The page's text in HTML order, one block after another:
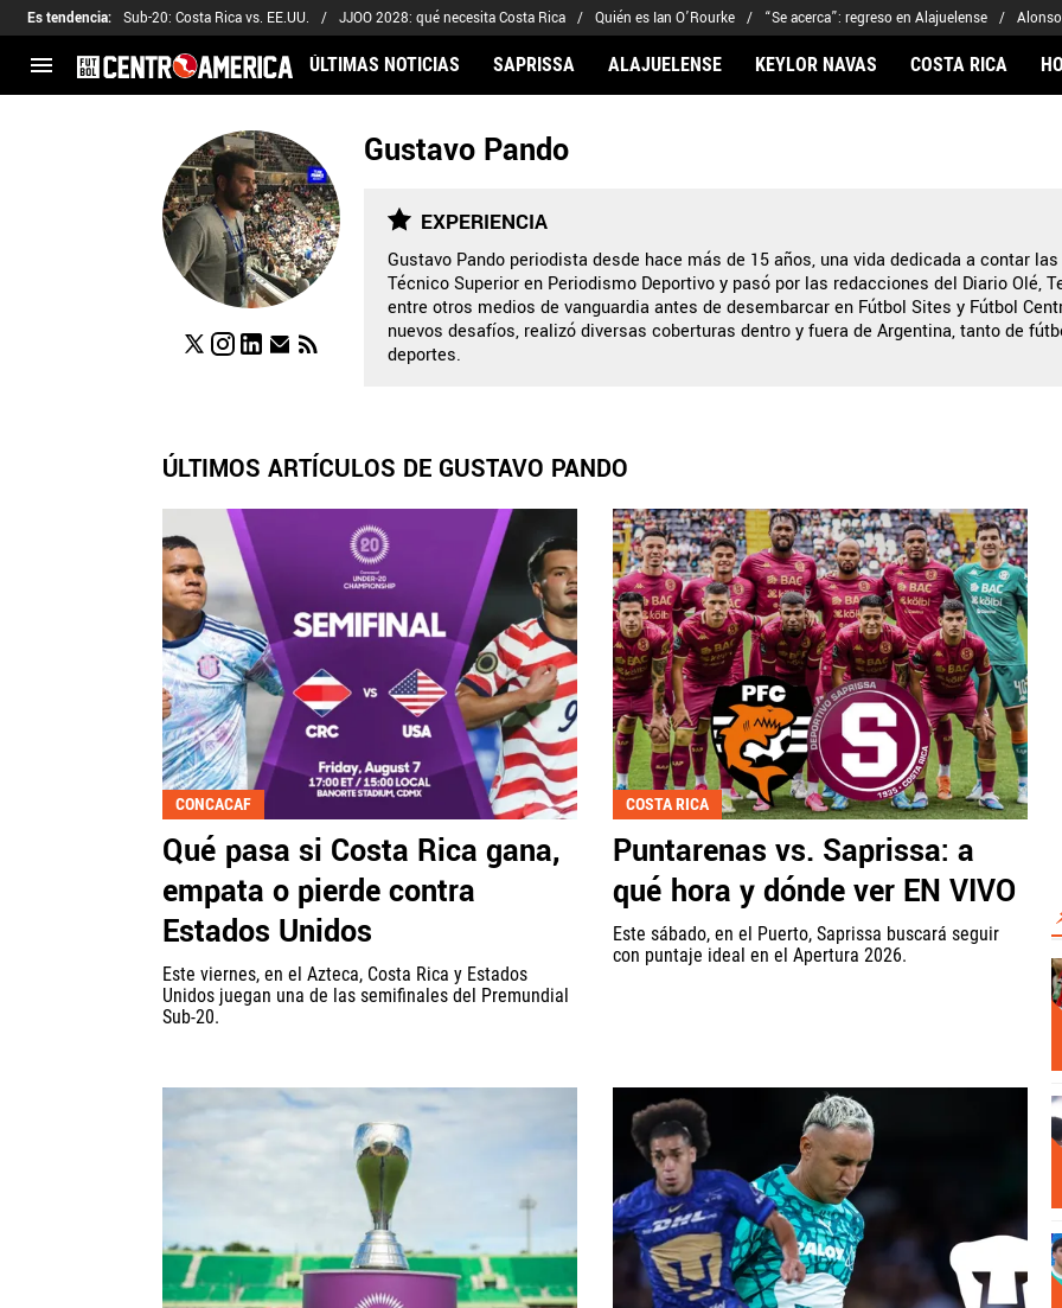
Es tendencia: Sub-20: Costa Rica vs. EE.UU. JJOO 2028: qué necesita Costa Rica Quién es Ian O’Rourke “Se acerca”: regreso en Alajuelense
ÚLTIMAS NOTICIAS SAPRISSA ALAJUELENSE KEYLOR NAVAS COSTA RICA
CENTROAMÉRICA
CONCACAF
Copa Oro
Liga de Naciones
Eliminatorias
Copa de Campeones
Copa Centroamericana
MLS
LEGIONARIOS
Kervin Arriaga
Adalberto Carrasquilla
Nathaniel Méndez-Laing
Herediano
Comunicaciones
Municipal
Barcelona
Real Madrid
Gustavo Pando
EXPERIENCIA
Gustavo Pando periodista desde hace más de 15 años, una vida dedicada a contar
Técnico Superior en Periodismo Deportivo y pasó por las redacciones del Diario Olé,
entre otros medios de vanguardia antes de desembarcar en Fútbol Sites y Fútbol
nuevos desafíos, realizó diversas coberturas dentro y fuera de Argentina, tanto de
deportes.
ÚLTIMOS ARTÍCULOS DE GUSTAVO PANDO
CONCACAF
Qué pasa si Costa Rica gana,
empata o pierde contra
Estados Unidos
Este viernes, en el Azteca, Costa Rica y Estados
Unidos juegan una de las semifinales del Premundial
Sub-20.
COSTA RICA
Puntarenas vs. Saprissa: a
qué hora y dónde ver EN VIVO
Este sábado, en el Puerto, Saprissa buscará seguir
con puntaje ideal en el Apertura 2026.